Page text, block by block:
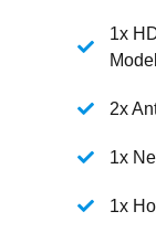
1x
2x
1x
1x